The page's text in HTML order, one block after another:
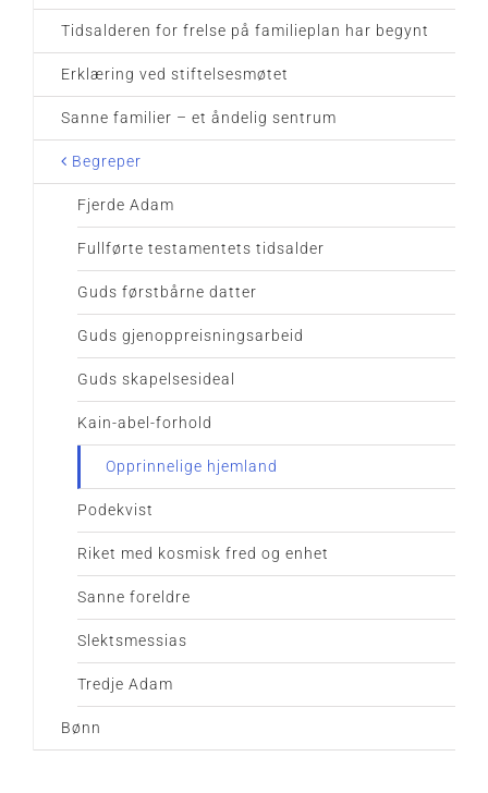
Tidsalderen for frelse på familieplan har begynt
Erklæring ved stiftelsesmøtet
Sanne familier – et åndelig sentrum
Begreper
Fjerde Adam
Fullførte testamentets tidsalder
Guds førstbårne datter
Guds gjenoppreisningsarbeid
Guds skapelsesideal
Kain-abel-forhold
Opprinnelige hjemland
Podekvist
Riket med kosmisk fred og enhet
Sanne foreldre
Slektsmessias
Tredje Adam
Bønn